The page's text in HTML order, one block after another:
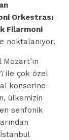
Orkestrası
Filarmoni
noktalanıyor.
Mozart’ın
ile çok özel
konserine
ülkemizin
senfonik